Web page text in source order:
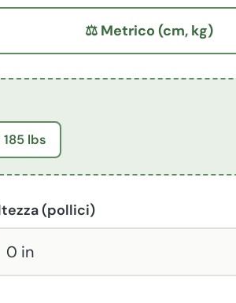
⚖ Metrico (cm, kg)
lbs
(pollici)